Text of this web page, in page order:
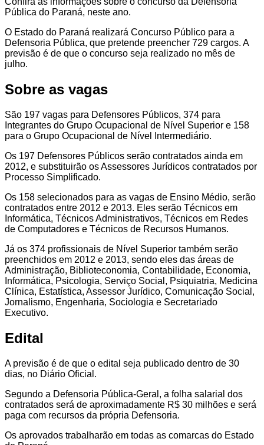
Pública do Paraná, neste ano.
O Estado do Paraná realizará Concurso Público para a
Defensoria Pública, que pretende preencher 729 cargos. A
previsão é de que o concurso seja realizado no mês de
julho.
Sobre as vagas
São 197 vagas para Defensores Públicos, 374 para
Integrantes do Grupo Ocupacional de Nível Superior e 158
para o Grupo Ocupacional de Nível Intermediário.
Os 197 Defensores Públicos serão contratados ainda em
2012, e substituirão os Assessores Jurídicos contratados por
Processo Simplificado.
Os 158 selecionados para as vagas de Ensino Médio, serão
contratados entre 2012 e 2013. Eles serão Técnicos em
Informática, Técnicos Administrativos, Técnicos em Redes
de Computadores e Técnicos de Recursos Humanos.
Já os 374 profissionais de Nível Superior também serão
preenchidos em 2012 e 2013, sendo eles das áreas de
Administração, Biblioteconomia, Contabilidade, Economia,
Informática, Psicologia, Serviço Social, Psiquiatria, Medicina
Clínica, Estatística, Assessor Jurídico, Comunicação Social,
Jornalismo, Engenharia, Sociologia e Secretariado
Executivo.
Edital
A previsão é de que o edital seja publicado dentro de 30
dias, no Diário Oficial.
Segundo a Defensoria Pública-Geral, a folha salarial dos
contratados será de aproximadamente R$ 30 milhões e será
paga com recursos da própria Defensoria.
Os aprovados trabalharão em todas as comarcas do Estado